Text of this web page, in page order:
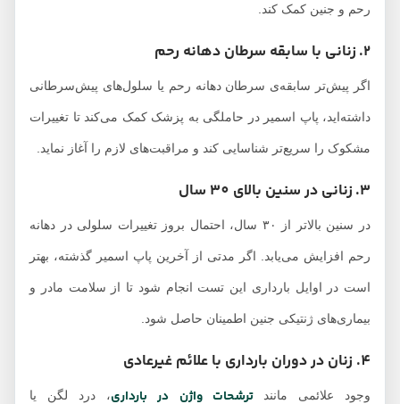
رحم و جنین کمک کند.
اگر پیش‌تر سابقه‌ی سرطان دهانه رحم یا سلول‌های پیش‌سرطانی
داشته‌اید، پاپ اسمیر در حاملگی به پزشک کمک می‌کند تا تغییرات
مشکوک را سریع‌تر شناسایی کند و مراقبت‌های لازم را آغاز نماید.
در سنین بالاتر از ۳۰ سال، احتمال بروز تغییرات سلولی در دهانه
رحم افزایش می‌یابد. اگر مدتی از آخرین پاپ اسمیر گذشته، بهتر
است در اوایل بارداری این تست انجام شود تا از سلامت مادر و
بیماری‌های ژنتیکی جنین اطمینان حاصل شود.
وجود علائمی مانند ترشحات واژن در بارداری، درد لگن یا